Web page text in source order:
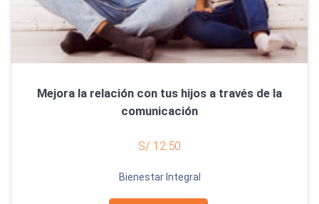
Mejora la relación con tus hijos a través de la
comunicación
S/ 12.50
Bienestar Integral